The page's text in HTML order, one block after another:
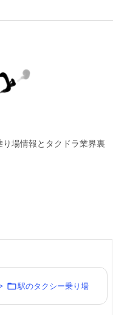
場情報とタクドラ業界裏
駅のタクシー乗り場